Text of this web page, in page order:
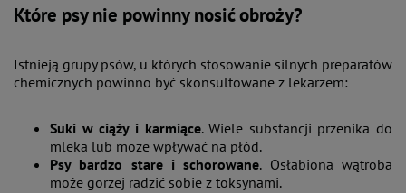
Które psy nie powinny nosić obroży?
Istnieją grupy psów, u których stosowanie silnych preparatów
chemicznych powinno być skonsultowane z lekarzem:
Suki w ciąży i karmiące. Wiele substancji przenika do
mleka lub może wpływać na płód.
Psy bardzo stare i schorowane. Osłabiona wątroba
może gorzej radzić sobie z toksynami.